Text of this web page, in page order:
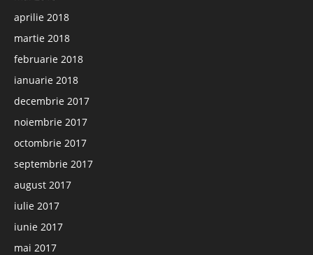
aprilie 2018
martie 2018
februarie 2018
ianuarie 2018
decembrie 2017
noiembrie 2017
octombrie 2017
septembrie 2017
august 2017
iulie 2017
iunie 2017
mai 2017